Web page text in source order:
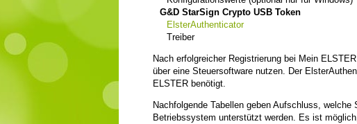
G&D StarSign Crypto USB Token
ElsterAuthenticator
Treiber
Nach erfolgreicher Registrierung bei Mein
über eine Steuersoftware nutzen. Der
ELSTER benötigt.
Nachfolgende Tabellen geben Aufschluss,
Betriebssystem unterstützt werden. Es ist